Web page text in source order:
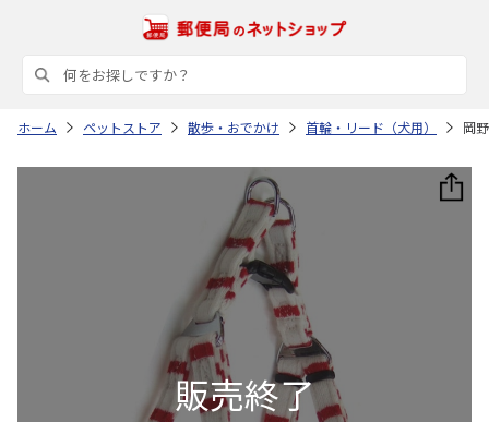
ホーム ペットストア 散歩・おでかけ 首輪・リード（犬用） 岡